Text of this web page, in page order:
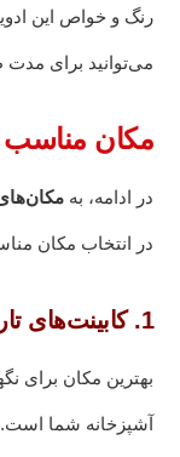
رنگ و خواص این
می‌توانید برای
مکان مناسب
در ادامه، به
در انتخاب مکان
1. کابینت‌های تاریک و خنک
بهترین مکان برای
آشپزخانه شما است.